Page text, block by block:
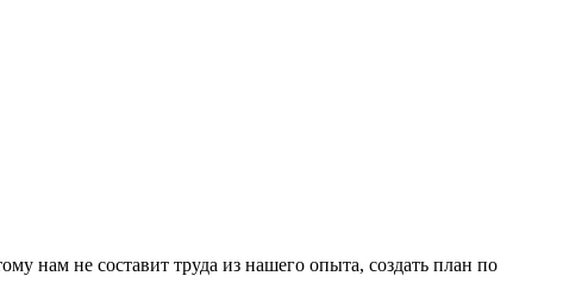
нам не составит труда из нашего опыта, создать план по